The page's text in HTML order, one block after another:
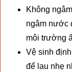
Không
ngâm nước
môi trường
Vệ sinh
để lau nhẹ